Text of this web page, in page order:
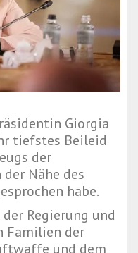
Giorgia
tiefstes Beileid
der
Nähe des
habe.
Regierung und
Familien der
und dem